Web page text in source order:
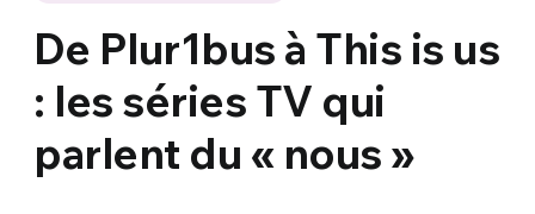
De Plur1bus à This is us
: les séries TV qui
parlent du « nous »